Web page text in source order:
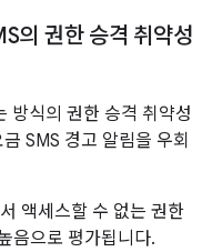
의 권한 승격 취약성
방식의 권한 승격 취약성
SMS 경고 알림을 우회
액세스할 수 없는 권한
음으로 평가됩니다.